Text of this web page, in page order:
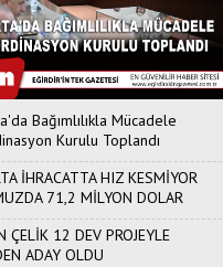
Bağımlılıkla Mücadele
Kurulu Toplandı
İHRACATTA HIZ KESMİYOR
71,2 MİLYON DOLAR
ÇELİK 12 DEV PROJEYLE
ADAY OLDU